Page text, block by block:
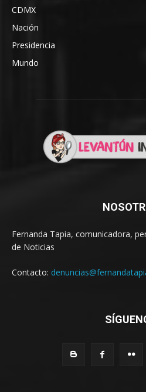
CDMX
Nación
Presidencia
Mundo
Fernanda Tapia, comunicadora,
de Noticias
Contacto: